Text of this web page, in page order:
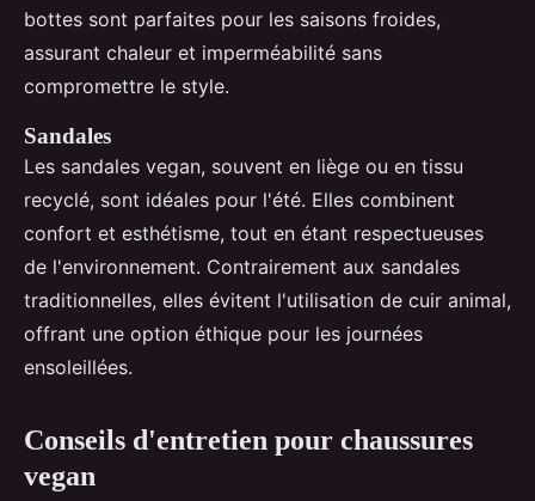
bottes sont parfaites pour les saisons froides,
assurant chaleur et imperméabilité sans
compromettre le style.
Sandales
Les sandales vegan, souvent en liège ou en tissu
recyclé, sont idéales pour l'été. Elles combinent
confort et esthétisme, tout en étant respectueuses
de l'environnement. Contrairement aux sandales
traditionnelles, elles évitent l'utilisation de cuir animal,
offrant une option éthique pour les journées
ensoleillées.
Conseils d'entretien pour chaussures
vegan